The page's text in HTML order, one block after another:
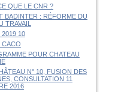
QUE LE CNR ?
BADINTER : RÉFORME DU
TRAVAIL
2019 10
CACO
POUR CHATEAU
N° 10, FUSION DES
CONSULTATION 11
2016